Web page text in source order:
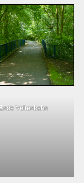
Ende Veltenbahn